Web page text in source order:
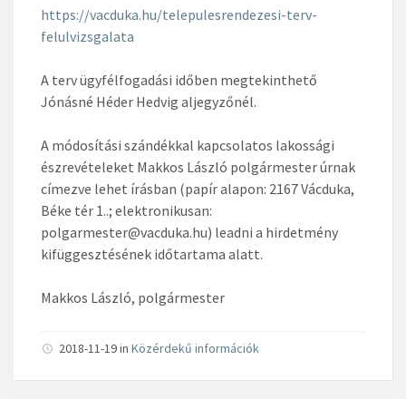
https://vacduka.hu/telepulesrendezesi-terv-
felulvizsgalata
A terv ügyfélfogadási időben megtekinthető
Jónásné Héder Hedvig aljegyzőnél.
A módosítási szándékkal kapcsolatos lakossági
észrevételeket Makkos László polgármester úrnak
címezve lehet írásban (papír alapon: 2167 Vácduka,
Béke tér 1..; elektronikusan:
polgarmester@vacduka.hu) leadni a hirdetmény
kifüggesztésének időtartama alatt.
Makkos László, polgármester
2018-11-19 in Közérdekű információk